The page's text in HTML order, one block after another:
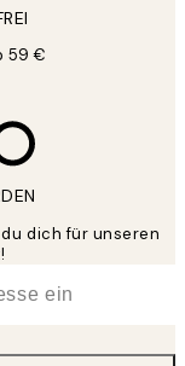
59 €
dich für unseren